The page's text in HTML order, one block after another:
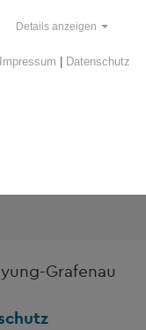
Grafenau
Details anzeigen
Impressum | Datenschutz